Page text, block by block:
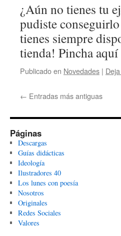
¿Aún no tienes tu
pudiste
tienes siempre
tienda! Pincha aquí
Publicado en Novedades |
← Entradas más antiguas
Páginas
Descargas
Guías didácticas
Ideología
Ilustradores 40
Los lunes con poesía
Nosotros
Originales
Redes Sociales
Valores